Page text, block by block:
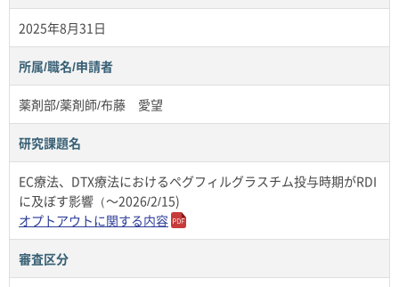
2025年8月31日
所属/職名/申請者
薬剤部/薬剤師/布藤 愛望
研究課題名
EC療法、DTX療法におけるペグフィルグラスチム投与時期がRDI
に及ぼす影響（～2026/2/15)
オプトアウトに関する内容
審査区分